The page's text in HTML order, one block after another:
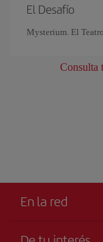
El Desafío
Mysterium. El
Consulta
En la red